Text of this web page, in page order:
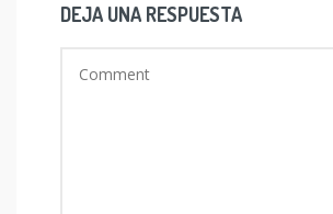
DEJA UNA RESPUESTA